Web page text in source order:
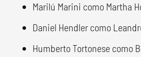
Marilú Marini como Martha
Daniel Hendler como
Humberto Tortonese como